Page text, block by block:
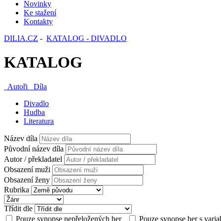
Novinky
Ke stažení
Kontakty
DILIA.CZ - KATALOG - DIVADLO
KATALOG
Autoři
Díla
Divadlo
Hudba
Literatura
Název díla
Původní název díla
Autor / překladatel
Obsazení muži
Obsazení ženy
Rubrika
Třídit dle
Pouze synopse nepřeložených her
Pouze synopse her s